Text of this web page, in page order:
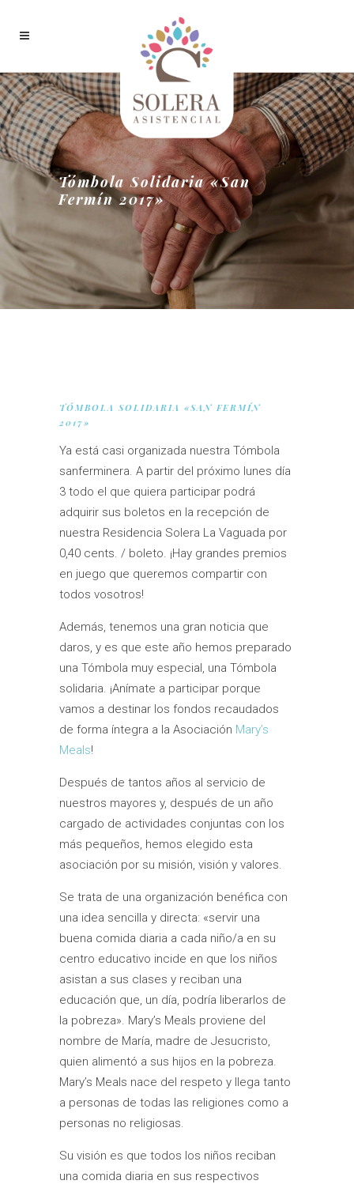
Tómbola Solidaria «San
Fermín 2017»
TÓMBOLA SOLIDARIA «SAN FERMÍN
2017»
Ya está casi organizada nuestra Tómbola
sanferminera. A partir del próximo lunes día
3 todo el que quiera participar podrá
adquirir sus boletos en la recepción de
nuestra Residencia Solera La Vaguada por
0,40 cents. / boleto. ¡Hay grandes premios
en juego que queremos compartir con
todos vosotros!
Además, tenemos una gran noticia que
daros, y es que este año hemos preparado
una Tómbola muy especial, una Tómbola
solidaria. ¡Anímate a participar porque
vamos a destinar los fondos recaudados
de forma íntegra a la Asociación Mary’s
Meals!
Después de tantos años al servicio de
nuestros mayores y, después de un año
cargado de actividades conjuntas con los
más pequeños, hemos elegido esta
asociación por su misión, visión y valores.
Se trata de una organización benéfica con
una idea sencilla y directa: «servir una
buena comida diaria a cada niño/a en su
centro educativo incide en que los niños
asistan a sus clases y reciban una
educación que, un día, podría liberarlos de
la pobreza». Mary’s Meals proviene del
nombre de María, madre de Jesucristo,
quien alimentó a sus hijos en la pobreza.
Mary’s Meals nace del respeto y llega tanto
a personas de todas las religiones como a
personas no religiosas.
Su visión es que todos los niños reciban
una comida diaria en sus respectivos